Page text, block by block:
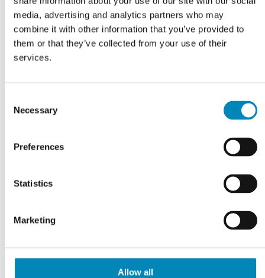
media, advertising and analytics partners who may
combine it with other information that you’ve provided to
them or that they’ve collected from your use of their
services.
Selection
Necessary
Preferences
Statistics
Marketing
Allow all
Låge til underskab H: 70 cm
DKK 361,13
Justerbar sokkelben til
køkken H:165-190 mm
DKK 26,55
LÆS MERE